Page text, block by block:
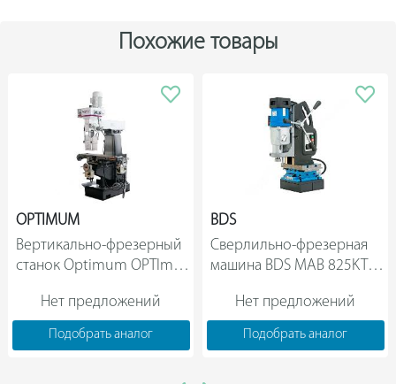
обрабатывать заготовки различной толщины. За счет
небольших габаритов станка можно расположить его в
время при уборке рабочего места.
Похожие товары
OPTIMUM
Вертикально-фрезерный
станок Optimum OPTImill
Нет предложений
Подобрать аналог
BDS
Сверлильно-фрезерная
машина BDS MAB 825KTS
Нет предложений
Подобрать аналог